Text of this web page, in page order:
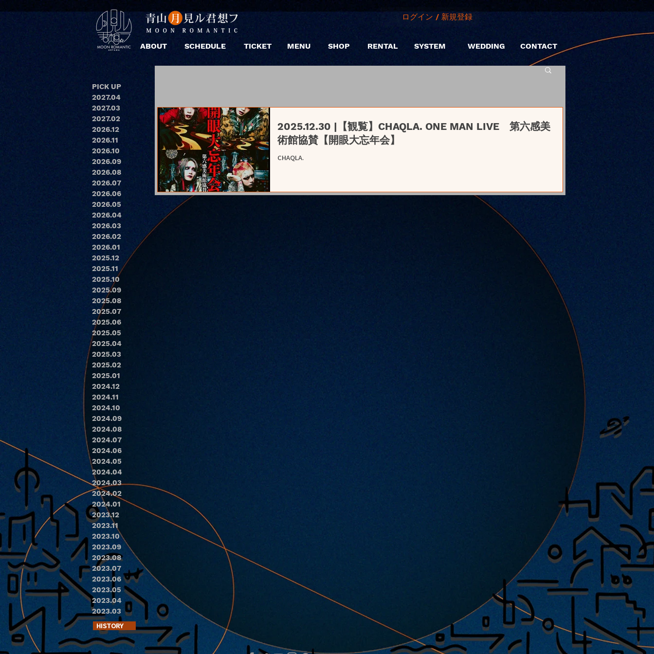
ABOUT SCHEDULE TICKET MENU SHOP
ログイン / 新規登録
RENTAL SYSTEM WEDDING CONTACT
PICK UP
2027.04
2027.03
2027.02
2026.12
2026.11
2026.10
2026.09
2026.08
2026.07
2026.06
2026.05
2026.04
2026.03
2026.02
2026.01
2025.12
2025.11
2025.10
2025.09
2025.08
2025.07
2025.06
2025.05
2025.04
2025.03
2025.02
2025.01
2024.12
2024.11
2024.10
2024.09
2024.08
2024.07
2024.06
2024.05
2024.04
2024.03
2024.02
2024.01
2023.12
2023.11
2023.10
2023.09
2023.08
2023.07
2023.06
2023.05
2023.04
2023.03
2025.12.30 |【観覧】CHAQLA. ONE MAN LIVE 第六感美
術館協賛【開眼大忘年会】
CHAQLA.
HISTORY